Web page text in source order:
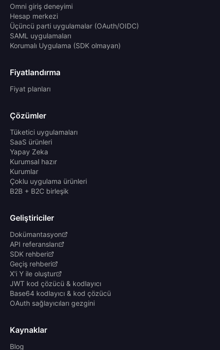
Omni giriş deneyimi
Hesap merkezi
Üçüncü parti uygulamalar (OAuth/OIDC)
SAML uygulamaları
Korumalı Uygulama (SDK olmayan)
Fiyatlandırma
Fiyat planları
Çözümler
Tüketici uygulamaları
SaaS ürünleri
Yapay Zeka
Kurumsal hazır
Kurumlar
Çoklu uygulama ürünleri
B2B + B2C birleşik
Geliştiriciler
Dokümantasyon
API referansları
SDK rehberi
Geçiş rehberi
X'i Y ile oluştur
JWT kod çözücü & kodlayıcı
Base64 kodlayıcı & kod çözücü
OAuth sağlayıcıları gezgini
Kaynaklar
Blog